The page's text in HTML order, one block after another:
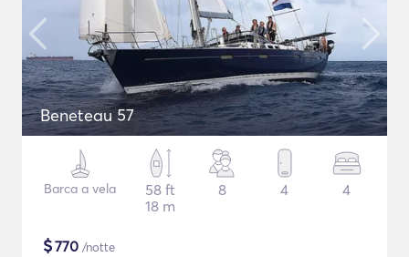
Beneteau 57
Barca a vela
58 ft
18 m
8 4 4
$770 /notte